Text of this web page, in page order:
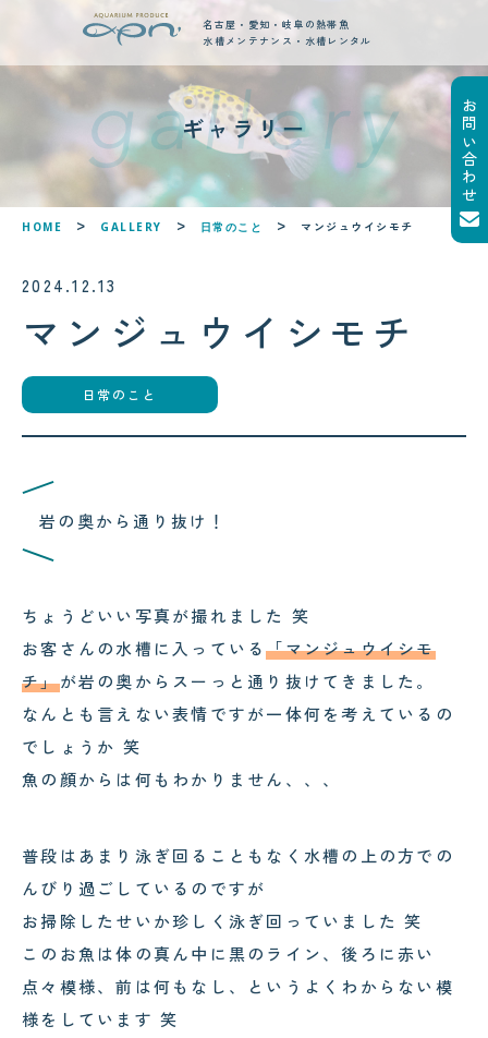
名古屋・愛知・岐阜の熱帯魚
水槽メンテナンス・水槽レンタル
new posts
最新ブログ記事
岐阜県関市で旬の鮎を堪能！夏の
風物詩をいただきました
水槽メンテナンスで起きた出来事
2026.08.04
サンゴが白くなる「白化現象」と
お問い合わせ
ギャラリー
HOME GALLERY 日常のこと マンジュウイシモチ
2024.12.13
マンジュウイシモチ
日常のこと
岩の奥から通り抜け！
ちょうどいい写真が撮れました 笑
お客さんの水槽に入っている「マンジュウイシモ
チ」が岩の奥からスーっと通り抜けてきました。
なんとも言えない表情ですが一体何を考えているの
でしょうか 笑
魚の顔からは何もわかりません、、、
普段はあまり泳ぎ回ることもなく水槽の上の方での
んびり過ごしているのですが
お掃除したせいか珍しく泳ぎ回っていました 笑
このお魚は体の真ん中に黒のライン、後ろに赤い
点々模様、前は何もなし、というよくわからない模
様をしています 笑